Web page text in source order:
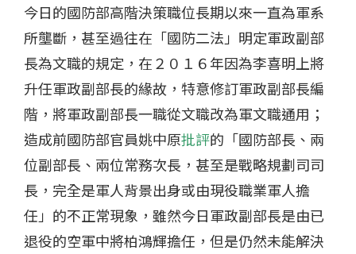
今日的國防部高階決策職位長期以來一直為軍系
所壟斷，甚至過往在「國防二法」明定軍政副部
長為文職的規定，在２０１６年因為李喜明上將
升任軍政副部長的緣故，特意修訂軍政副部長編
階，將軍政副部長一職從文職改為軍文職通用；
造成前國防部官員姚中原批評的「國防部長、兩
位副部長、兩位常務次長，甚至是戰略規劃司司
長，完全是軍人背景出身或由現役職業軍人擔
任」的不正常現象，雖然今日軍政副部長是由已
退役的空軍中將柏鴻輝擔任，但是仍然未能解決